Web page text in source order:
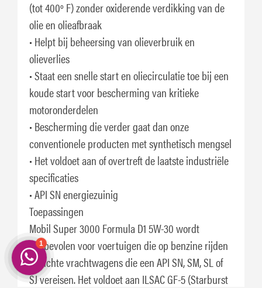
(tot 400º F) zonder oxiderende verdikking van de
olie en olieafbraak
• Helpt bij beheersing van olieverbruik en
olieverlies
• Staat een snelle start en oliecirculatie toe bij een
koude start voor bescherming van kritieke
motoronderdelen
• Bescherming die verder gaat dan onze
conventionele producten met synthetisch mengsel
• Het voldoet aan of overtreft de laatste industriële
specificaties
• API SN energiezuinig
Toepassingen
Mobil Super 3000 Formula D1 5W-30 wordt
aanbevolen voor voertuigen die op benzine rijden
en lichte vrachtwagens die een API SN, SM, SL of
SJ vereisen. Het voldoet aan ILSAC GF-5 (Starburst